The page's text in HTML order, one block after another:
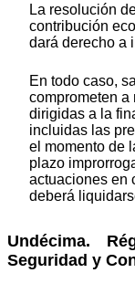
La resolución
contribución
dará derecho a
En todo caso,
comprometen
dirigidas a la
incluidas las
el momento de
plazo
actuaciones en
deberá
Undécima.
Seguridad y